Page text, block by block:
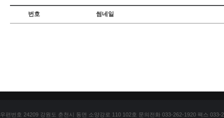
번호 썸네일
우편번호 24209 강원도 춘천시 동면 소양강로 110 102호 문의전화 033-262-1920 팩스 033-